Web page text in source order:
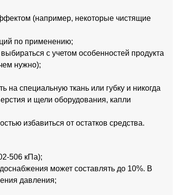
(например, некоторые чистящие
по применению;
с учетом особенностей продукта
нужно);
на специальную ткань или губку и никогда
и щели оборудования, капли
избавиться от остатков средства.
506 кПа);
может составлять до 10%. В
давления;